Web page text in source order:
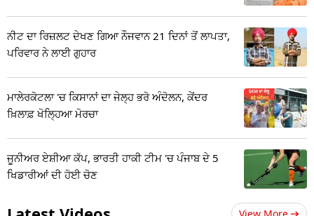
ਨੀਟ ਦਾ ਰਿਜ਼ਲਟ ਦੇਖਣ ਗਿਆ ਨੌਜਵਾਨ 21 ਦਿਨਾਂ ਤੋਂ ਲਾਪਤਾ,
ਪਰਿਵਾਰ ਨੇ ਲਾਈ ਗੁਹਾਰ
ਮਾਲੇਰਕੋਟਲਾ 'ਚ ਕਿਸਾਨਾਂ ਦਾ ਜੇਲ੍ਹ ਭਰੋ ਅੰਦੋਲਨ, ਕੇਂਦਰ
ਖ਼ਿਲਾਫ਼ ਖੋਲ੍ਹਿਆ ਮੋਰਚਾ
ਜੂਨੀਅਰ ਏਸ਼ੀਆ ਕੱਪ, ਭਾਰਤੀ ਹਾਕੀ ਟੀਮ 'ਚ ਪੰਜਾਬ ਦੇ 5
ਖਿਡਾਰੀਆਂ ਦੀ ਹੋਈ ਚੋਣ